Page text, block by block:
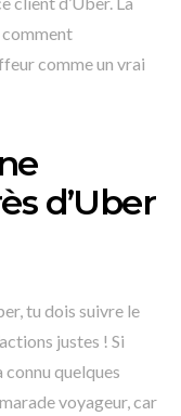
comment
comme un vrai
d’Uber
tu dois suivre le
justes ! Si
quelques
voyageur, car